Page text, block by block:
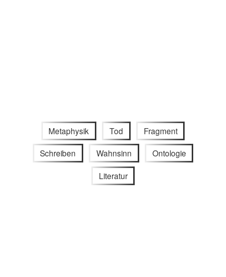
Metaphysik Tod Fragment
Schreiben Wahnsinn Ontologie
Literatur